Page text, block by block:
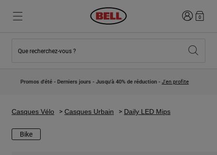
Nouveautés
Casques Motocross Enfant
Explorez Moto
Nouveautés
Lifestyle
Connexion
0
Que recherchez-vous ?
Promos d'été - Derniers jours - Jusqu'à 40% de réduction - J'en profite
Casques Vélo Casques Urbain Daily LED Mips
Bike